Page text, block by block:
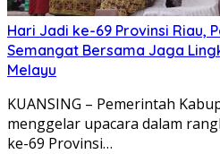
Hari Jadi ke-69 Provinsi Riau,
Semangat Bersama Jaga
Melayu
KUANSING – Pemerintah
menggelar upacara dalam
ke-69 Provinsi…